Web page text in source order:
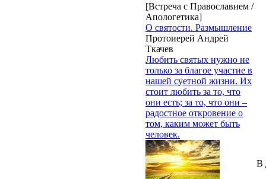
[Встреча с Православием /
Апологетика]
О святости. Размышление
Протоиерей Андрей
Ткачев
Любить святых нужно не
только за благое участие в
нашей суетной жизни. Их
стоит любить за то, что
они есть; за то, что они –
радостное откровение о
том, каким может быть
человек.
В